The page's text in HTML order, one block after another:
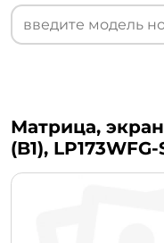
Матрица,
(B1),